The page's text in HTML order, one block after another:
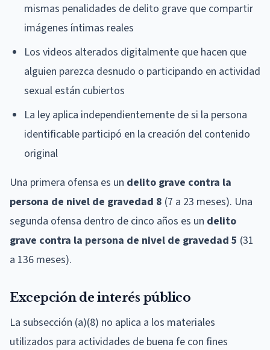
mismas penalidades de delito grave que compartir
imágenes íntimas reales
Los videos alterados digitalmente que hacen que
alguien parezca desnudo o participando en actividad
sexual están cubiertos
La ley aplica independientemente de si la persona
identificable participó en la creación del contenido
original
Una primera ofensa es un delito grave contra la
persona de nivel de gravedad 8 (7 a 23 meses). Una
segunda ofensa dentro de cinco años es un delito
grave contra la persona de nivel de gravedad 5 (31
a 136 meses).
Excepción de interés público
La subsección (a)(8) no aplica a los materiales
utilizados para actividades de buena fe con fines